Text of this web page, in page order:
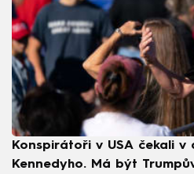
Konspirátoři v USA čekali v
Kennedyho. Má být